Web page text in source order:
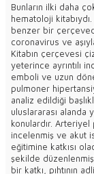
Bunların ilki daha
hematoloji
benzer bir
coronavirus ve
Kitabın çerçevesi
yeterince ayrıntılı
emboli ve uzun
pulmoner
analiz edildiği
uluslararası alanda
konulardır. Arteriyel
incelenmiş ve akut
eğitimine katkısı
şekilde
bir katkı, pıhtının